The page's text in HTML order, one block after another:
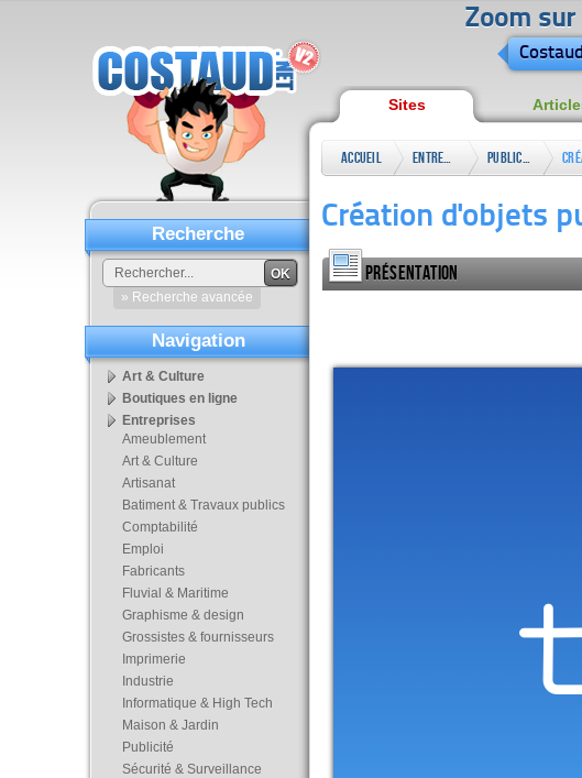
Zoom
Sites
Accueil Entreprises Publicité
Création d'objets
Présentation
Recherche
OK
» Recherche avancée
Navigation
Art & Culture
Boutiques en ligne
Entreprises
Ameublement
Art & Culture
Artisanat
Batiment & Travaux publics
Comptabilité
Emploi
Fabricants
Fluvial & Maritime
Graphisme & design
Grossistes & fournisseurs
Imprimerie
Industrie
Informatique & High Tech
Maison & Jardin
Publicité
Sécurité & Surveillance